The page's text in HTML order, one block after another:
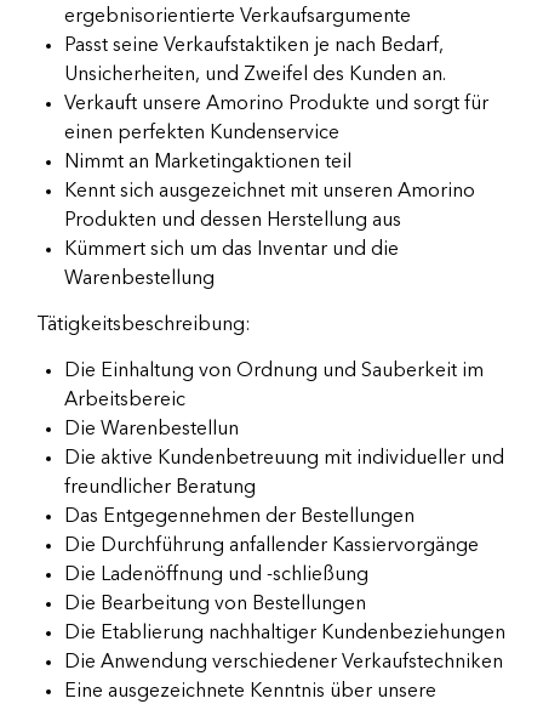
ergebnisorientierte Verkaufsargumente
Passt seine Verkaufstaktiken je nach Bedarf,
Unsicherheiten, und Zweifel des Kunden an.
Verkauft unsere Amorino Produkte und sorgt für
einen perfekten Kundenservice
Nimmt an Marketingaktionen teil
Kennt sich ausgezeichnet mit unseren Amorino
Produkten und dessen Herstellung aus
Kümmert sich um das Inventar und die
Warenbestellung
Tätigkeitsbeschreibung:
Die Einhaltung von Ordnung und Sauberkeit im
Arbeitsbereic
Die Warenbestellun
Die aktive Kundenbetreuung mit individueller und
freundlicher Beratung
Das Entgegennehmen der Bestellungen
Die Durchführung anfallender Kassiervorgänge
Die Ladenöffnung und -schließung
Die Bearbeitung von Bestellungen
Die Etablierung nachhaltiger Kundenbeziehungen
Die Anwendung verschiedener Verkaufstechniken
Eine ausgezeichnete Kenntnis über unsere